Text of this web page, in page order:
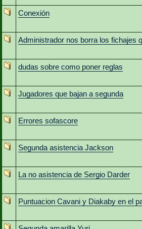
Conexión
Administrador nos borra los fichajes
dudas sobre como poner reglas
Jugadores que bajan a segunda
Errores sofascore
Segunda asistencia Jackson
La no asistencia de Sergio Darder
Puntuacion Cavani y Diakaby en el